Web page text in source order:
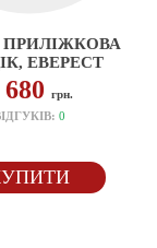
ЕВЕРЕСТ
680 грн.
0